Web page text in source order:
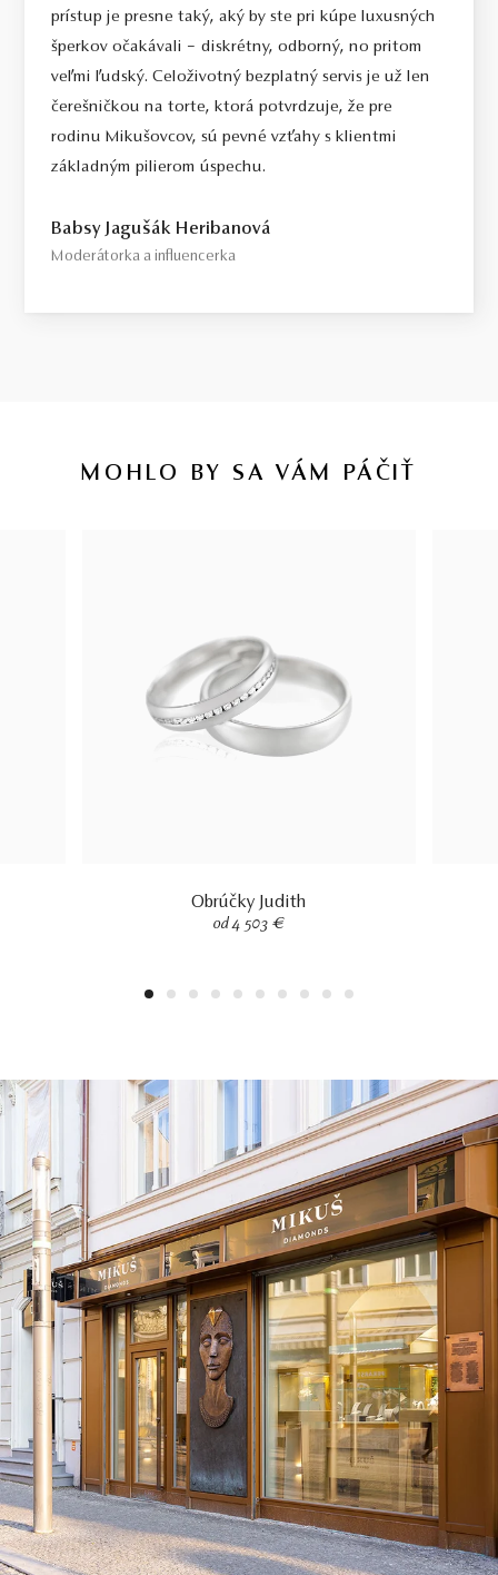
prístup je presne taký, aký by ste pri kúpe luxusných
šperkov očakávali – diskrétny, odborný, no pritom
veľmi ľudský. Celoživotný bezplatný servis je už len
čerešničkou na torte, ktorá potvrdzuje, že pre
rodinu Mikušovcov, sú pevné vzťahy s klientmi
základným pilierom úspechu.
Babsy Jagušák Heribanová
Moderátorka a influencerka
MOHLO BY SA VÁM PÁČIŤ
Obrúčky Judith
od 4 503 €
1 2 3 4 5 6 7 8 9 10